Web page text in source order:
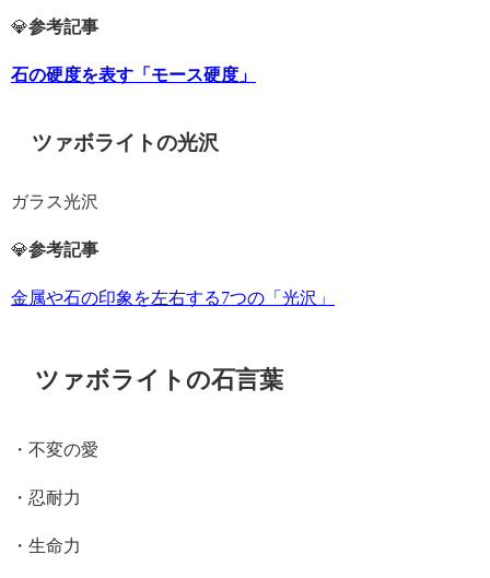
💎参考記事
石の硬度を表す「モース硬度」
ツァボライトの光沢
ガラス光沢
💎参考記事
金属や石の印象を左右する7つの「光沢」
ツァボライトの石言葉
・不変の愛
・忍耐力
・生命力